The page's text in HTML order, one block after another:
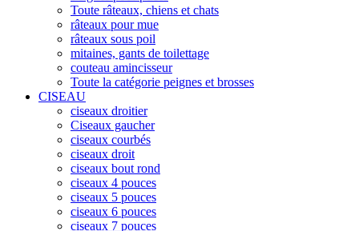
Toute râteaux, chiens et chats
râteaux pour mue
râteaux sous poil
mitaines, gants de toilettage
couteau amincisseur
Toute la catégorie peignes et brosses
CISEAU
ciseaux droitier
Ciseaux gaucher
ciseaux courbés
ciseaux droit
ciseaux bout rond
ciseaux 4 pouces
ciseaux 5 pouces
ciseaux 6 pouces
ciseaux 7 pouces